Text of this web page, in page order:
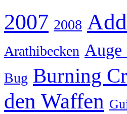
2007 2008
Arathibecken Auge
Bug Burning
den Waffen